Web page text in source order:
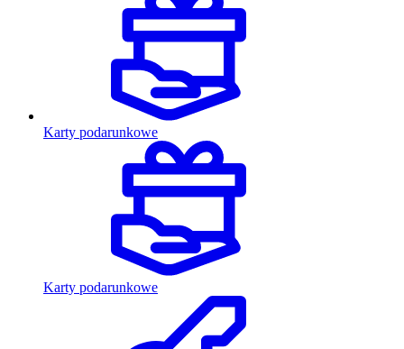
Karty podarunkowe
Karty podarunkowe